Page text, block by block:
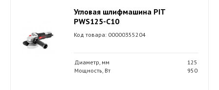
Угловая шлифмашина PIT
PWS125-C10
Код товара: 00000355204
Диаметр, мм
125
Мощность, Вт
950